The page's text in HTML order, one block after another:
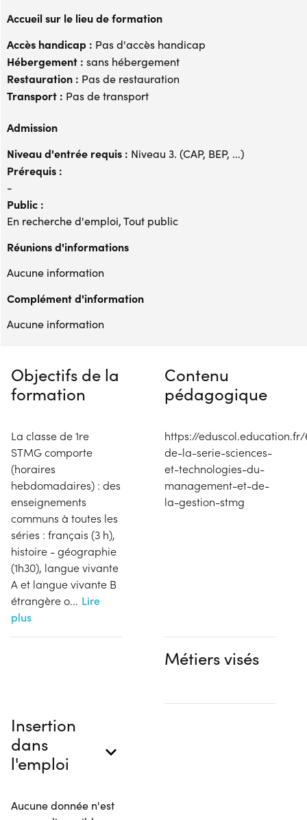
Accueil sur le lieu de formation
Accès handicap : Pas d'accès handicap
Hébergement : sans hébergement
Restauration : Pas de restauration
Transport : Pas de transport
Admission
Niveau d'entrée requis : Niveau 3. (CAP, BEP, ...)
Prérequis :
-
Public :
En recherche d'emploi, Tout public
Réunions d'informations
Aucune information
Complément d'information
Aucune information
Objectifs de la
formation
La classe de 1re
STMG comporte
(horaires
hebdomadaires) : des
enseignements
communs à toutes les
séries : français (3 h),
histoire - géographie
(1h30), langue vivante
A et langue vivante B
étrangère o... Lire
plus
Contenu
pédagogique
https://
de-la-serie-sciences-
et-technologies-du-
management-et-de-
la-gestion-stmg
Métiers visés
Insertion
dans
l'emploi
Aucune donnée n'est